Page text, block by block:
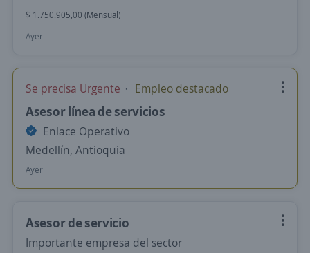
$ 1.750.905,00 (Mensual)
Ayer
Se precisa Urgente Empleo destacado
Asesor línea de servicios
Enlace Operativo
Medellín, Antioquia
Ayer
Asesor de servicio
Importante empresa del sector